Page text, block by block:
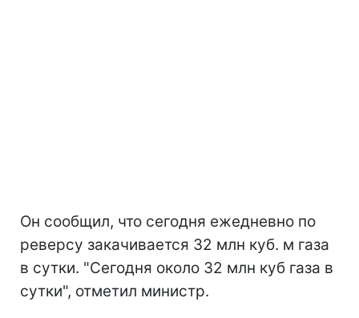
Он сообщил, что сегодня ежедневно по
реверсу закачивается 32 млн куб. м газа
в сутки. "Сегодня около 32 млн куб газа в
сутки", отметил министр.